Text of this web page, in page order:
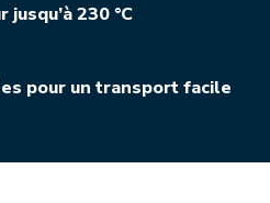
230 °C
pour un transport facile